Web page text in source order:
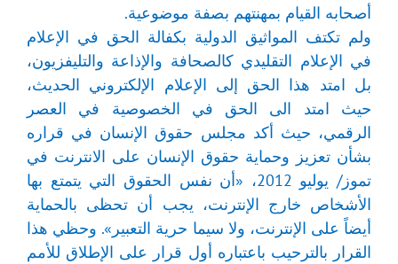
أصحابه القيام بمهنتهم بصفة موضوعية.
ولم تكتف المواثيق الدولية بكفالة الحق في الإعلام
في الإعلام التقليدي كالصحافة والإذاعة والتليفزيون،
بل امتد هذا الحق إلى الإعلام الإلكتروني الحديث،
حيث امتد الى الحق في الخصوصية في العصر
الرقمي، حيث أكد مجلس حقوق الإنسان في قراره
بشأن تعزيز وحماية حقوق الإنسان على الانترنت في
تموز/ يوليو 2012، «أن نفس الحقوق التي يتمتع بها
الأشخاص خارج الإنترنت، يجب أن تحظى بالحماية
أيضاً على الإنترنت، ولا سيما حرية التعبير». وحظي هذا
القرار بالترحيب باعتباره أول قرار على الإطلاق للأمم